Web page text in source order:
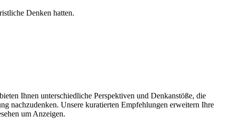
Denken hatten.
Ihnen unterschiedliche Perspektiven und Denkanstöße, die
nachzudenken. Unsere kuratierten Empfehlungen erweitern Ihre
um Anzeigen.